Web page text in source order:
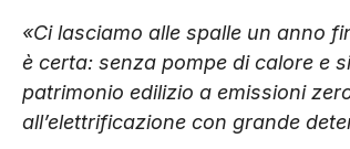
«Ci lasciamo alle spalle un anno
è certa: senza pompe di calore e
patrimonio edilizio a emissioni
all’elettrificazione con grande